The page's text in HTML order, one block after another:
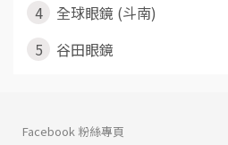
4
全球眼鏡 (斗南)
5
谷田眼鏡
Facebook 粉絲專頁